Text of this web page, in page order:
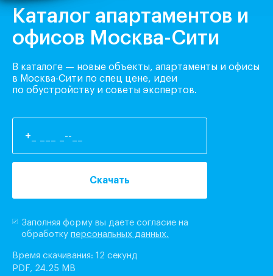
Каталог апартаментов и
офисов Москва-Сити
В каталоге — новые объекты, апартаменты и офисы
в Москва-Сити по спец цене, идеи
по обустройству и советы экспертов.
Скачать
Заполняя форму вы даете согласие на
обработку персональных данных.
Время скачивания: 12 секунд
PDF, 24.25 MB